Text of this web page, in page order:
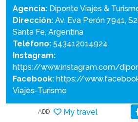
Agencia: Diponte Viajes &
Dirección: Av. Eva Perón 7941,
Santa Fe, Argentina
Teléfono: 543412014924
Instagram:
https://www.instagram.com/
Facebook: https://
Viajes-Turismo
ADD My travel